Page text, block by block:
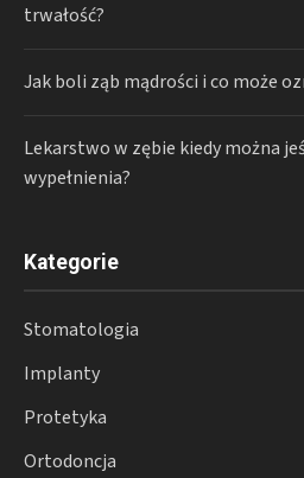
trwałość?
Jak boli ząb mądrości i co może
Lekarstwo w zębie kiedy można
wypełnienia?
Kategorie
Stomatologia
Implanty
Protetyka
Ortodoncja